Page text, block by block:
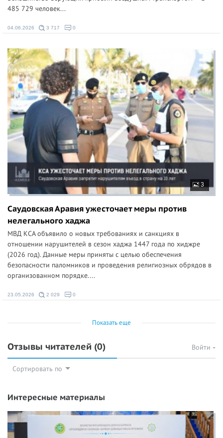
485 729 человек...
04.06.2026 3 717 0
3
Саудовская Аравия ужесточает меры против
нелегального хаджа
МВД КСА объявило о новых требованиях и санкциях в
отношении нарушителей в сезон хаджа 1447 года по хиджре
(2026 год). Данные меры приняты с целью обеспечения
безопасности паломников и проведения религиозных обрядов в
организованном порядке....
23.05.2026 2 029 0
Показать еще
Отзывы читателей (0) Войти
Сортировать по
Интересные материалы